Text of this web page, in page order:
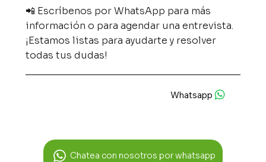
📲 Escríbenos por WhatsApp para más
información o para agendar una entrevista.
¡Estamos listas para ayudarte y resolver
todas tus dudas!
Whatsapp
Chatea con nosotros por whatsapp